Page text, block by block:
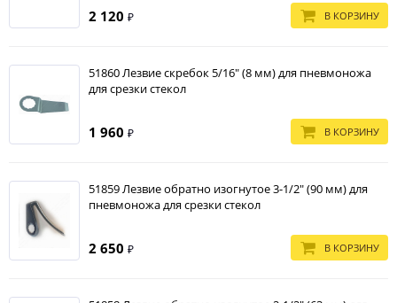
2 120 ₽ В КОРЗИНУ
51860 Лезвие скребок 5/16" (8 мм) для пневмоножа
для срезки стекол
1 960 ₽ В КОРЗИНУ
51859 Лезвие обратно изогнутое 3-1/2" (90 мм) для
пневмоножа для срезки стекол
2 650 ₽ В КОРЗИНУ